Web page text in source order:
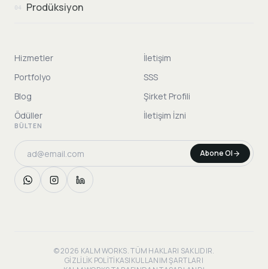
04 Prodüksiyon
Hizmetler
İletişim
Portfolyo
SSS
Blog
Şirket Profili
Ödüller
İletişim İzni
BÜLTEN
Abone Ol
© 2026 KALM WORKS. TÜM HAKLARI SAKLIDIR.
GIZLILIK POLITIKASIKULLANIM ŞARTLARI